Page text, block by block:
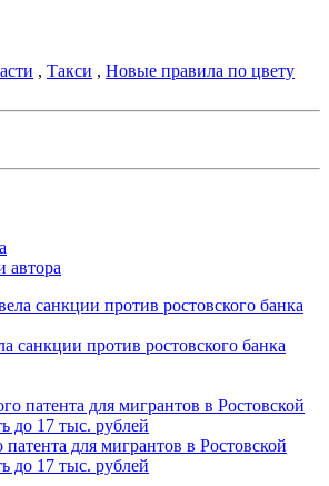
, Такси , Новые правила по цвету
автора
санкции против ростовского банка
для мигрантов в Ростовской
до 17 тыс. рублей